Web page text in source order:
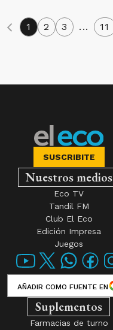
1 2 3 ... 11
SUSCRIBITE
Nuestros medios
Eco TV
Tandil FM
Club El Eco
Edición Impresa
Juegos
AÑADIR COMO FUENTE EN
Suplementos
Farmacias de turno